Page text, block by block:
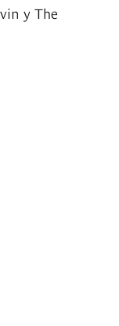
y The